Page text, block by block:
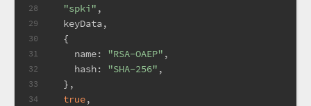
28
29
30
31
32
33
34
"spki" ,
  keyData,
  {
name: "RSA-OAEP" ,
hash: "SHA-256" ,
  },
true,